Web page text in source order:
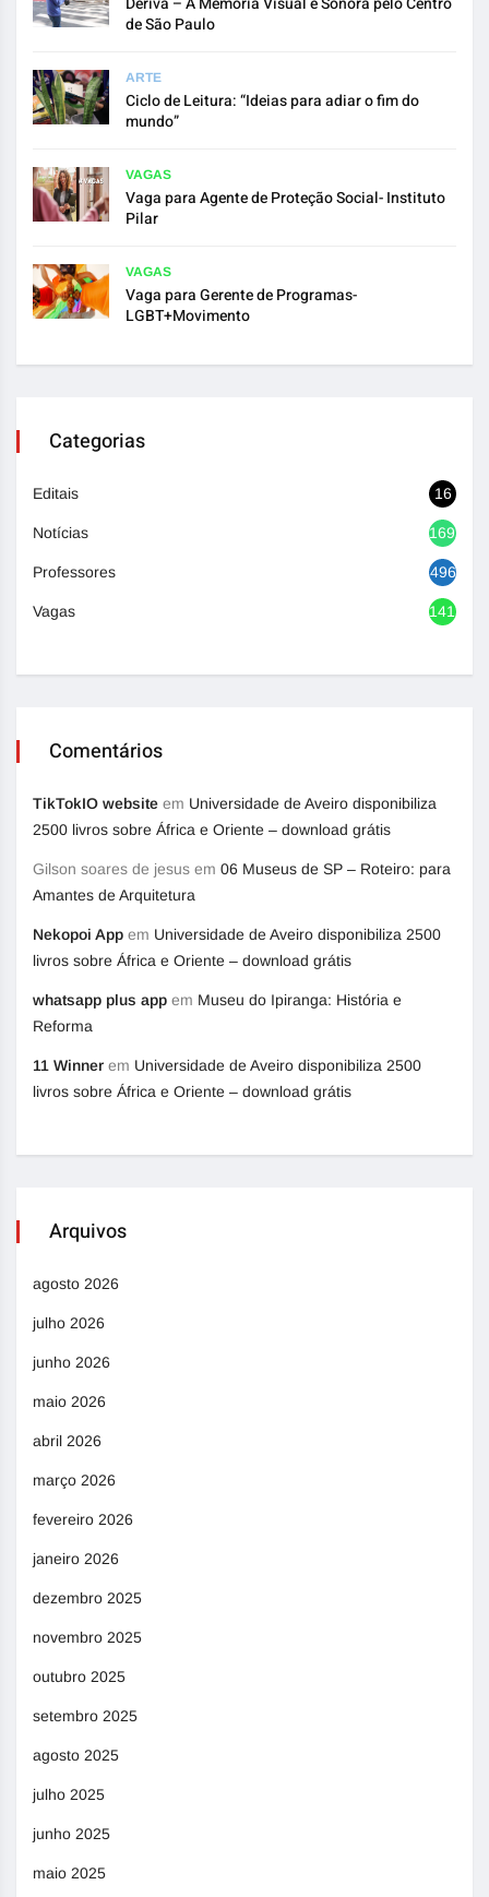
de São Paulo
ARTE
Ciclo de Leitura: “Ideias para adiar o fim do
mundo”
VAGAS
Vaga para Agente de Proteção Social- Instituto
Pilar
VAGAS
Vaga para Gerente de Programas-
LGBT+Movimento
Categorias
Editais 16
Notícias 1692
Professores 496
Vagas 1417
Comentários
TikTokIO website em Universidade de Aveiro disponibiliza
2500 livros sobre África e Oriente – download grátis
Gilson soares de jesus em 06 Museus de SP – Roteiro: para
Amantes de Arquitetura
Nekopoi App em Universidade de Aveiro disponibiliza 2500
livros sobre África e Oriente – download grátis
whatsapp plus app em Museu do Ipiranga: História e
Reforma
11 Winner em Universidade de Aveiro disponibiliza 2500
livros sobre África e Oriente – download grátis
Arquivos
agosto 2026
julho 2026
junho 2026
maio 2026
abril 2026
março 2026
fevereiro 2026
janeiro 2026
dezembro 2025
novembro 2025
outubro 2025
setembro 2025
agosto 2025
julho 2025
junho 2025
maio 2025